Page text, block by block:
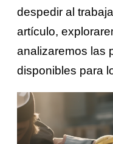
despedir al
artículo,
analizaremos las
disponibles para